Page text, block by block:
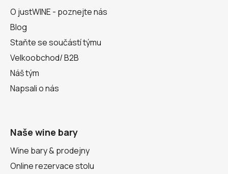
O justWINE - poznejte nás
Blog
Staňte se součástí týmu
Velkoobchod/ B2B
Náš tým
Napsali o nás
Naše wine bary
Wine bary & prodejny
Online rezervace stolu